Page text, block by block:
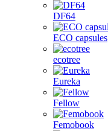
DF64
ECO capsules
ecotree
Eureka
Fellow
Femobook